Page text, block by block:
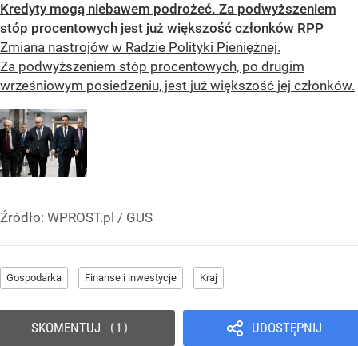
Kredyty mogą niebawem podrożeć. Za podwyższeniem
stóp procentowych jest już większość członków RPP
Zmiana nastrojów w Radzie Polityki Pieniężnej.
Za podwyższeniem stóp procentowych, po drugim
wrześniowym posiedzeniu, jest już większość jej członków.
Źródło: WPROST.pl / GUS
Gospodarka Finanse i inwestycje Kraj
UDOSTĘPNIJ
SKOMENTUJ 1